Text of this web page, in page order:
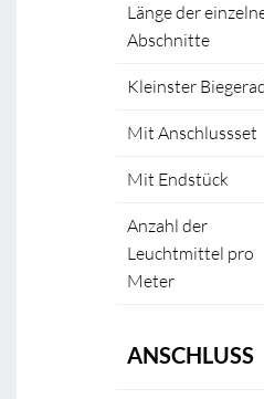
Länge der
Abschnitte
Kleinster
Mit Anschlussset
Mit Endstück
Anzahl der
Leuchtmittel pro
Meter
ANSCHLUSS